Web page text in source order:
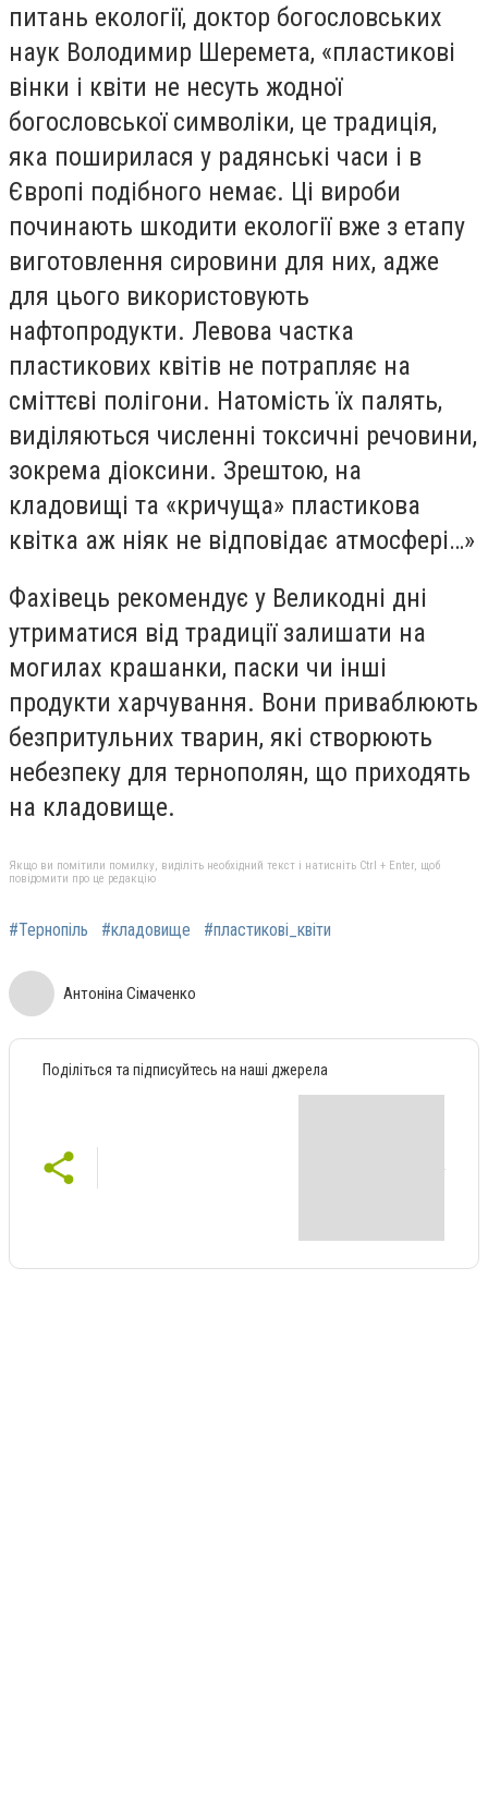
питань екології, доктор богословських
наук Володимир Шеремета, «пластикові
вінки і квіти не несуть жодної
богословської символіки, це традиція,
яка поширилася у радянські часи і в
Європі подібного немає. Ці вироби
починають шкодити екології вже з етапу
виготовлення сировини для них, адже
для цього використовують
нафтопродукти. Левова частка
пластикових квітів не потрапляє на
сміттєві полігони. Натомість їх палять,
виділяються численні токсичні речовини,
зокрема діоксини. Зрештою, на
кладовищі та «кричуща» пластикова
квітка аж ніяк не відповідає атмосфері…»
Фахівець рекомендує у Великодні дні
утриматися від традиції залишати на
могилах крашанки, паски чи інші
продукти харчування. Вони приваблюють
безпритульних тварин, які створюють
небезпеку для тернополян, що приходять
на кладовище.
Якщо ви помітили помилку, виділіть необхідний текст і натисніть Ctrl + Enter, щоб
повідомити про це редакцію
#Тернопіль #кладовище #пластикові_квіти
Антоніна Сімаченко
Поділіться та підписуйтесь на наші джерела